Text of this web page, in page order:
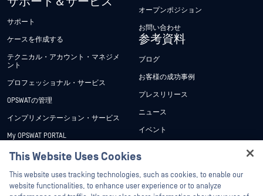
サポート
ケースを作成する
テクニカル・アカウント・マネジメ
ント
プロフェッショナル・サービス
OPSWATの管理
インプリメンテーション・サービス
My OPSWAT PORTAL
技術文書
トレーニング
脆弱性対策プログラム
オープンポジション
お問い合わせ
参考資料
ブログ
お客様の成功事例
プレスリリース
ニュース
イベント
ホワイトペーパー
This Website Uses Cookies
This website uses tracking technologies, such as cookies, to enable our
website functionalities, to enhance user experience or to analyze
Hey there!
I'm Ozzy, your OPSWAT virtual assistant.